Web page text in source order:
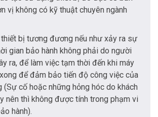
vị không có kỹ thuật chuyên ngành
bị tương đương nếu như xảy ra sự
gian bảo hành không phải do người
ra, để làm việc tạm thời đến khi máy
để đảm bảo tiến độ công việc của
(Sự cố hoặc những hỏng hóc do khách
nên thì không được tính trong phạm vi
hành).